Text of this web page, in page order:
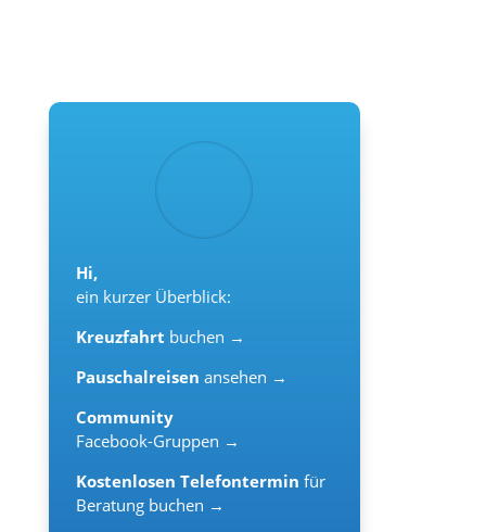
Hi,
ein kurzer Überblick:
Kreuzfahrt buchen →
Pauschalreisen ansehen →
Community
Facebook-Gruppen →
Kostenlosen Telefontermin für
Beratung buchen →